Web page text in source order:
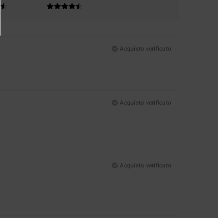
Acquisto verificato
Acquisto verificato
Acquisto verificato